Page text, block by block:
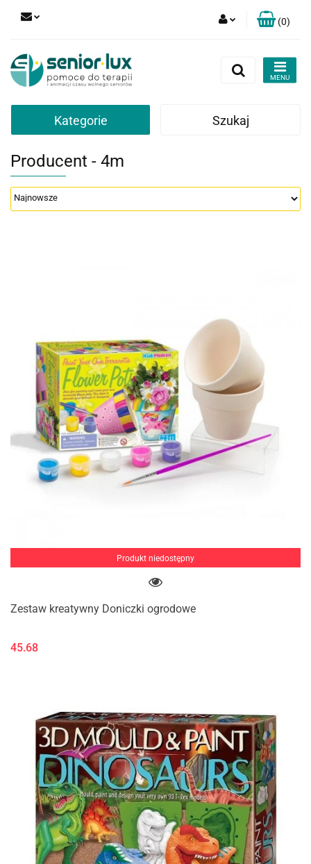
Zarejestruj się
Zgody cookies
(0)
Kategorie Szukaj
Producent - 4m
Produkt niedostępny
Zestaw kreatywny Doniczki ogrodowe
45.68